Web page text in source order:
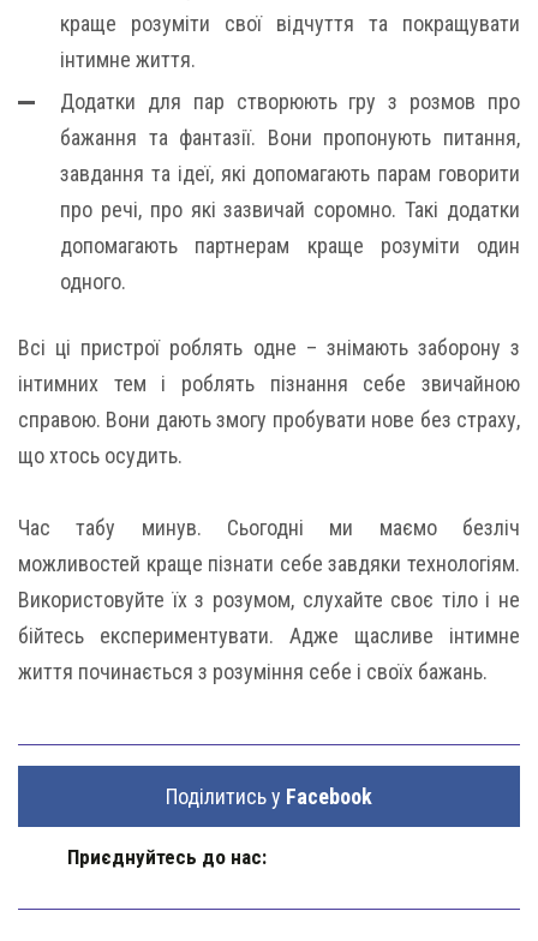
краще розуміти свої відчуття та покращувати
інтимне життя.
Додатки для пар створюють гру з розмов про
бажання та фантазії. Вони пропонують питання,
завдання та ідеї, які допомагають парам говорити
про речі, про які зазвичай соромно. Такі додатки
допомагають партнерам краще розуміти один
одного.
Всі ці пристрої роблять одне – знімають заборону з
інтимних тем і роблять пізнання себе звичайною
справою. Вони дають змогу пробувати нове без страху,
що хтось осудить.
Час табу минув. Сьогодні ми маємо безліч
можливостей краще пізнати себе завдяки технологіям.
Використовуйте їх з розумом, слухайте своє тіло і не
бійтесь експериментувати. Адже щасливе інтимне
життя починається з розуміння себе і своїх бажань.
Поділитись у Facebook
Приєднуйтесь до нас: